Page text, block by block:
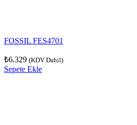
FOSSIL FES4701
₺6.329 (KDV Dahil)
Sepete Ekle